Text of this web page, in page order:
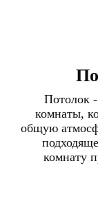
Потолок
комнаты,
общую
комнату